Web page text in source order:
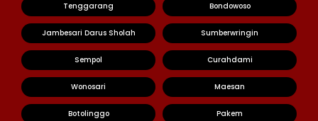
Tenggarang Bondowoso
Jambesari Darus Sholah Sumberwringin
Sempol Curahdami
Wonosari Maesan
Botolinggo Pakem